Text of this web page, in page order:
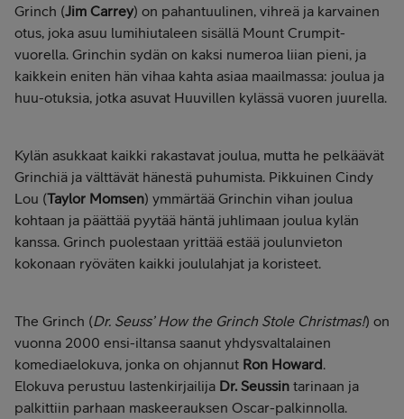
Grinch (Jim Carrey) on pahantuulinen, vihreä ja karvainen
otus, joka asuu lumihiutaleen sisällä Mount Crumpit-
vuorella. Grinchin sydän on kaksi numeroa liian pieni, ja
kaikkein eniten hän vihaa kahta asiaa maailmassa: joulua ja
huu-otuksia, jotka asuvat Huuvillen kylässä vuoren juurella.
Kylän asukkaat kaikki rakastavat joulua, mutta he pelkäävät
Grinchiä ja välttävät hänestä puhumista. Pikkuinen Cindy
Lou (Taylor Momsen) ymmärtää Grinchin vihan joulua
kohtaan ja päättää pyytää häntä juhlimaan joulua kylän
kanssa. Grinch puolestaan yrittää estää joulunvieton
kokonaan ryöväten kaikki joululahjat ja koristeet.
The Grinch (Dr. Seuss’ How the Grinch Stole Christmas!) on
vuonna 2000 ensi-iltansa saanut yhdysvaltalainen
komediaelokuva, jonka on ohjannut Ron Howard.
Elokuva perustuu lastenkirjailija Dr. Seussin tarinaan ja
palkittiin parhaan maskeerauksen Oscar-palkinnolla.